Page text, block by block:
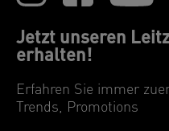
Jetzt unseren
erhalten!
Erfahren Sie immer
Trends, Promotions